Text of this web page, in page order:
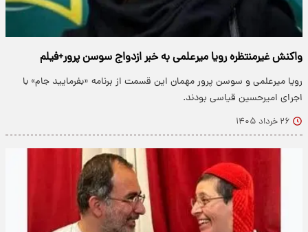
واکنش غیرمنتظره رویا میرعلمی به خبر ازدواج سوسن پرور+فیلم
رویا میرعلمی و سوسن پرور مهمان این قسمت‌ از برنامه «بفرمایید جام» با
اجرای امیرحسین قیاسی بودند.
۲۶ خرداد ۱۴۰۵